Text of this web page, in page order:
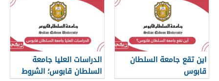
اين تقع جامعة السلطان
قابوس
الدراسات العليا جامعة
السلطان قابوس؛ الشروط